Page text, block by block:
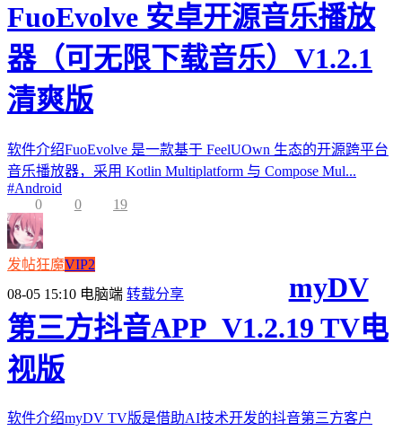
FuoEvolve 安卓开源音乐播放
器（可无限下载音乐）V1.2.1
清爽版
软件介绍FuoEvolve 是一款基于 FeelUOwn 生态的开源跨平台
音乐播放器，采用 Kotlin Multiplatform 与 Compose Mul...
#Android
0
0 19
发帖狂魔VIP2
08-05 15:10 电脑端 转载分享
myDV
第三方抖音APP_V1.2.19 TV电
视版
软件介绍myDV TV版是借助AI技术开发的抖音第三方客户